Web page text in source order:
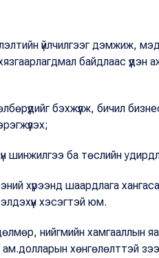
үйлчилгээг дэмжиж,
байдлаас үүдэн
бэхжүүлж, бичил
ба төслийн
хүрээнд шаардлага
хэсэгтэй юм.
нийгмийн хамгааллын
хөнгөлөлттэй